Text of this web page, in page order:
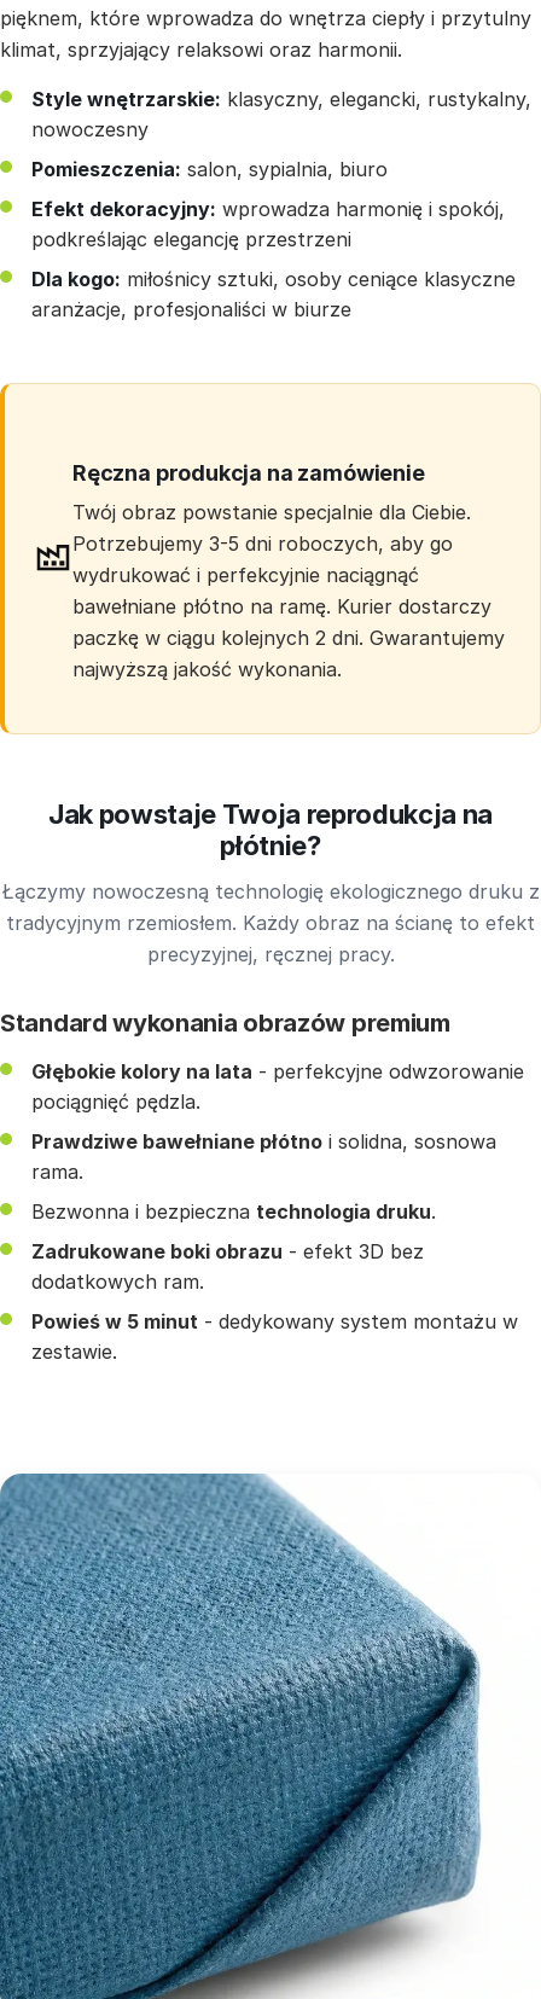
pięknem, które wprowadza do wnętrza ciepły i przytulny
klimat, sprzyjający relaksowi oraz harmonii.
Style wnętrzarskie: klasyczny, elegancki, rustykalny,
nowoczesny
Pomieszczenia: salon, sypialnia, biuro
Efekt dekoracyjny: wprowadza harmonię i spokój,
podkreślając elegancję przestrzeni
Dla kogo: miłośnicy sztuki, osoby ceniące klasyczne
aranżacje, profesjonaliści w biurze
Ręczna produkcja na zamówienie
Twój obraz powstanie specjalnie dla Ciebie.
Potrzebujemy 3-5 dni roboczych, aby go
wydrukować i perfekcyjnie naciągnąć
bawełniane płótno na ramę. Kurier dostarczy
paczkę w ciągu kolejnych 2 dni. Gwarantujemy
najwyższą jakość wykonania.
Jak powstaje Twoja reprodukcja na
płótnie?
Łączymy nowoczesną technologię ekologicznego druku z
tradycyjnym rzemiosłem. Każdy obraz na ścianę to efekt
precyzyjnej, ręcznej pracy.
Standard wykonania obrazów premium
Głębokie kolory na lata - perfekcyjne odwzorowanie
pociągnięć pędzla.
Prawdziwe bawełniane płótno i solidna, sosnowa
rama.
Bezwonna i bezpieczna technologia druku.
Zadrukowane boki obrazu - efekt 3D bez
dodatkowych ram.
Powieś w 5 minut - dedykowany system montażu w
zestawie.